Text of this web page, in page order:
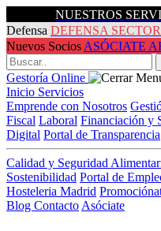
NUESTROS
Defensa DEFENSA
Nuevos Socios ASÓCIATE
Gestoría Online
Inicio Servicios
Emprende con Nosotros
Fiscal Laboral Financiación y
Digital Portal de Transparencia
Calidad y Seguridad
Sostenibilidad Portal de
Hosteleria Madrid
Blog Contacto Asóciate